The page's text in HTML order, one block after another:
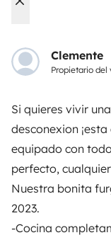
Clemente
Propietario del
Si quieres vivir
desconexion
equipado con
perfecto,
Nuestra bonita
2023.
-Cocina
3.88/5 sobre
ALQUILER
¿Cómo funciona?
Alquilar una
Tus primeros